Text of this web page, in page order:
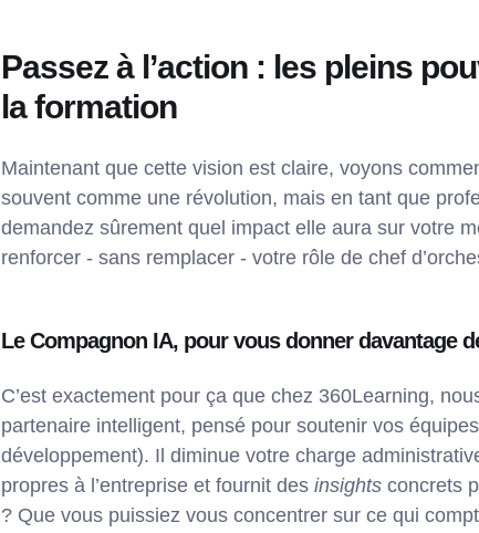
Passez à l’action : les pleins
la formation
Maintenant que cette vision est claire, voyons
souvent comme une révolution, mais en tant que
demandez sûrement quel impact elle aura sur votre
renforcer - sans remplacer - votre rôle de chef
Le Compagnon IA, pour vous donner davantage
C’est exactement pour ça que chez 360Learning,
partenaire intelligent, pensé pour soutenir vos
développement). Il diminue votre charge
propres à l’entreprise et fournit des insights concrets
? Que vous puissiez vous concentrer sur ce qui